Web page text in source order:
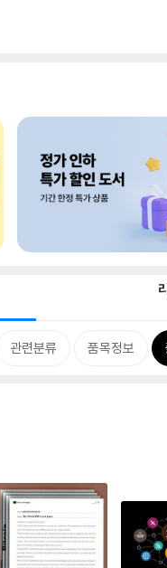
관련분류 품목정보